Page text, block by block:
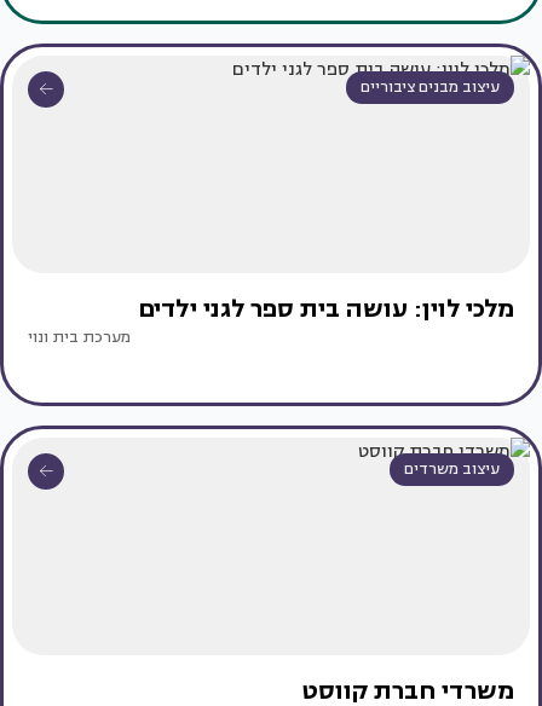
עיצוב מבנים ציבוריים
מלכי לוין: עושה בית ספר לגני ילדים
מערכת בית ונוי
עיצוב משרדים
משרדי חברת קווסט